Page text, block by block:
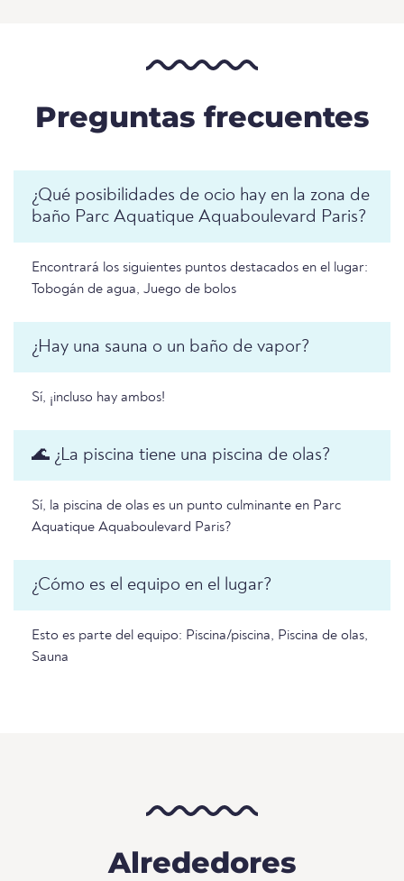
Preguntas frecuentes
¿Qué posibilidades de ocio hay en la zona de
baño Parc Aquatique Aquaboulevard Paris?
Encontrará los siguientes puntos destacados en el lugar:
Tobogán de agua, Juego de bolos
¿Hay una sauna o un baño de vapor?
Sí, ¡incluso hay ambos!
🌊 ¿La piscina tiene una piscina de olas?
Sí, la piscina de olas es un punto culminante en Parc
Aquatique Aquaboulevard Paris?
¿Cómo es el equipo en el lugar?
Esto es parte del equipo: Piscina/piscina, Piscina de olas,
Sauna
Alrededores